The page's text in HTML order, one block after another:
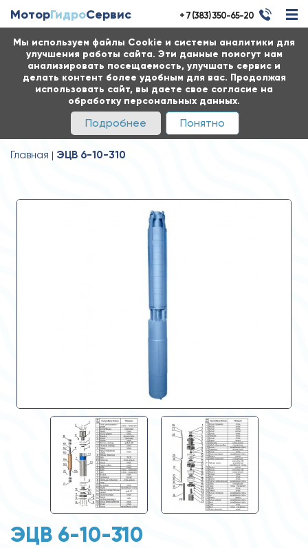
Мы используем файлы Cookie и системы аналитики для
улучшения работы сайта. Эти данные помогут нам
анализировать посещаемость, улучшать сервис и
делать контент более удобным для вас. Продолжая
использовать сайт, вы даете свое согласие на
обработку персональных данных.
Подробнее Понятно
МоторГидроСервис + 7 (383) 350-65-20
Главная ЭЦВ 6-10-310
ЭЦВ 6-10-310